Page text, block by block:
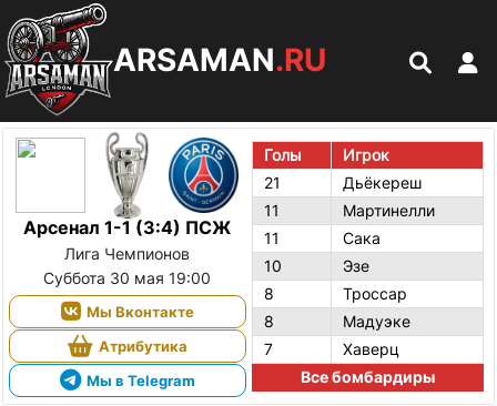
ARSAMAN.RU
Арсенал 1-1 (3:4) ПСЖ
Лига Чемпионов
Суббота 30 мая 19:00
Мы Вконтакте
Атрибутика
Мы в Telegram
Голы
Игрок
21
Дьёкереш
11
Мартинелли
11
Сака
10
Эзе
8
Троссар
8
Мадуэке
7
Хаверц
Все бомбардиры